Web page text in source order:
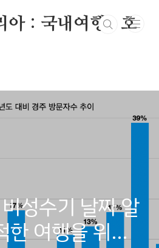
아 : 국내여행 · 호
성수기 날짜 알
한 여행을 위한